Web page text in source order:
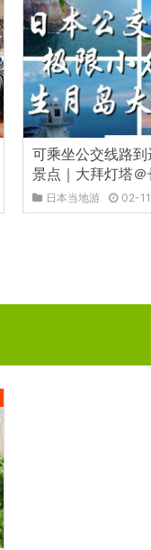
可乘坐公交线路
景点｜大拜灯塔
日本当地游 02-11